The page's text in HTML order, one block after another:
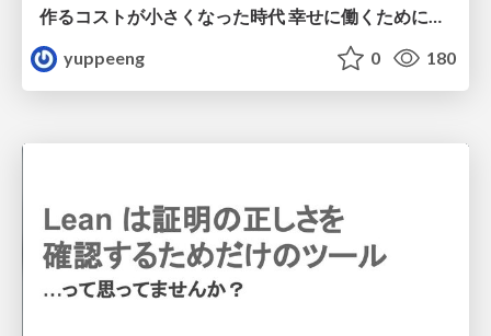
作るコストが小さくなった時代 幸せに働くために改めて考えたいこと 〜エンジニアとして価値を出し続けるために注視している二分野〜
yuppeeng
0 180